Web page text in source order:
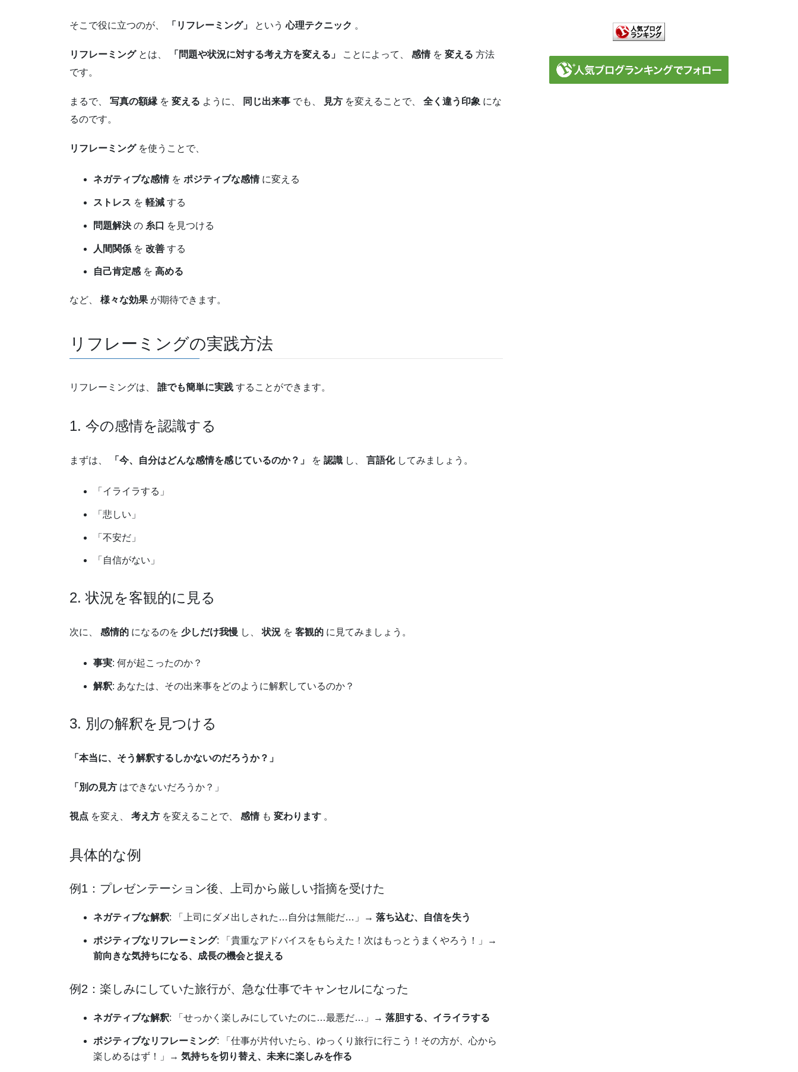
そこで役に立つのが、 「リフレーミング」 という心理テクニック 。
リフレーミングとは、 「問題や状況に対する考え方を変える」 ことによって、 感情を 変える 方法
です。
まるで、 写真の額縁 を 変える ように、 同じ出来事 でも、 見方 を変えることで、 全く違う印象 にな
るのです。
リフレーミングを使うことで、
ネガティブな感情を ポジティブな感情に変える
ストレス を 軽減 する
問題解決 の 糸口 を見つける
人間関係 を 改善 する
自己肯定感 を 高める
など、 様々な効果 が期待できます。
リフレーミングの実践方法
リフレーミングは、 誰でも簡単に実践 することができます。
1. 今の感情を認識する
まずは、 「今、自分はどんな感情を感じているのか？」 を 認識 し、 言語化してみましょう。
「イライラする」
「悲しい」
「不安だ」
「自信がない」
2. 状況を客観的に見る
次に、 感情的 になるのを 少しだけ我慢 し、状況 を 客観的 に見てみましょう。
事実: 何が起こったのか？
解釈: あなたは、その出来事をどのように解釈しているのか？
3. 別の解釈を見つける
「本当に、そう解釈するしかないのだろうか？」
「別の見方 はできないだろうか？」
視点 を変え、 考え方 を変えることで、 感情も 変わります 。
具体的な例
例1：プレゼンテーション後、上司から厳しい指摘を受けた
ネガティブな解釈: 「上司にダメ出しされた…自分は無能だ…」→ 落ち込む、自信を失う
ポジティブなリフレーミング: 「貴重なアドバイスをもらえた！次はもっとうまくやろう！」→
前向きな気持ちになる、成長の機会と捉える
例2：楽しみにしていた旅行が、急な仕事でキャンセルになった
ネガティブな解釈: 「せっかく楽しみにしていたのに…最悪だ…」→ 落胆する、イライラする
ポジティブなリフレーミング: 「仕事が片付いたら、ゆっくり旅行に行こう！その方が、心から
楽しめるはず！」→ 気持ちを切り替え、未来に楽しみを作る